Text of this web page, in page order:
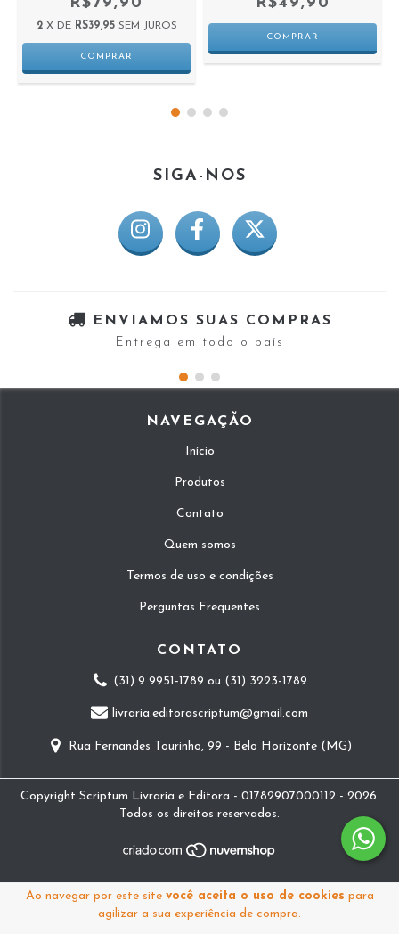
Ao navegar por este site você aceita o uso de cookies para
agilizar a sua experiência de compra.
2 X DE R$39,95 SEM JUROS
SIGA-NOS
ENVIAMOS SUAS COMPRAS
Entrega em todo o país
NAVEGAÇÃO
Início
Produtos
Contato
Quem somos
Termos de uso e condições
Perguntas Frequentes
CONTATO
(31) 9 9951-1789 ou (31) 3223-1789
livraria.editorascriptum@gmail.com
Rua Fernandes Tourinho, 99 - Belo Horizonte (MG)
Copyright Scriptum Livraria e Editora - 01782907000112 - 2026.
Todos os direitos reservados.